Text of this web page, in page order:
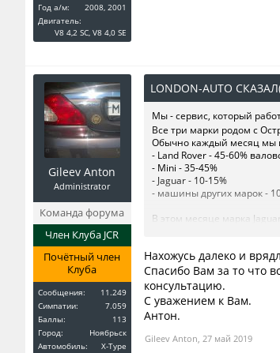
Год a/м:
2008, 2001
Двигатель:
V8 4,2 SC, V8 4,0 SE
Gileev Anton
Administrator
Команда форума
Член Клуба JCR
Почётный член
Клуба
Сообщения:
11.249
Симпатии:
7.059
Баллы:
113
Город:
Ноябрьск
Автомобиль:
X-Type
LONDON-AUTO
Мы - сервис, который
Все три марки родом с
Обычно каждый месяц мы
- Land Rover - 45-60%
- Mini - 35-45%
- Jaguar - 10-15%
- машины других марок -
В этом месяце марка
Огромное спасибо всем
Рады быть Вам полезны!
Ваш London-Auto!
Нахожусь далеко и
Спасибо Вам за то что
консультацию.
С уважением к Вам.
Антон.
Gileev Anton, 27 май 2019